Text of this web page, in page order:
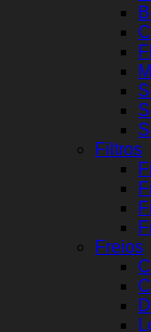
Filtros
Freios